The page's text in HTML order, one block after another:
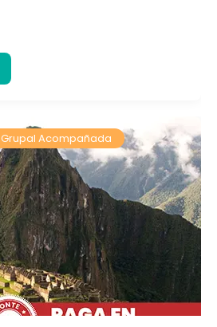
Acompañada